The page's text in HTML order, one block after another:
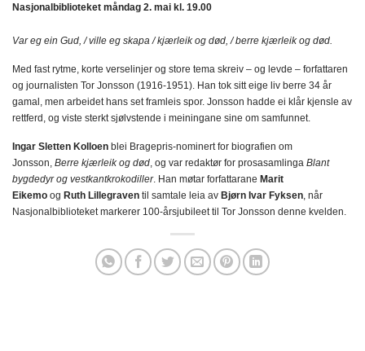
Nasjonalbiblioteket måndag 2. mai kl. 19.00
Var eg ein Gud, / ville eg skapa / kjærleik og død, / berre kjærleik og død.
Med fast rytme, korte verselinjer og store tema skreiv – og levde – forfattaren
og journalisten Tor Jonsson (1916-1951). Han tok sitt eige liv berre 34 år
gamal, men arbeidet hans set framleis spor. Jonsson hadde ei klår kjensle av
rettferd, og viste sterkt sjølvstende i meiningane sine om samfunnet.
Ingar Sletten Kolloen blei Bragepris-nominert for biografien om
Jonsson, Berre kjærleik og død, og var redaktør for prosasamlinga Blant
bygdedyr og vestkantkrokodiller. Han møtar forfattarane Marit
Eikemo og Ruth Lillegraven til samtale leia av Bjørn Ivar Fyksen, når
Nasjonalbiblioteket markerer 100-årsjubileet til Tor Jonsson denne kvelden.